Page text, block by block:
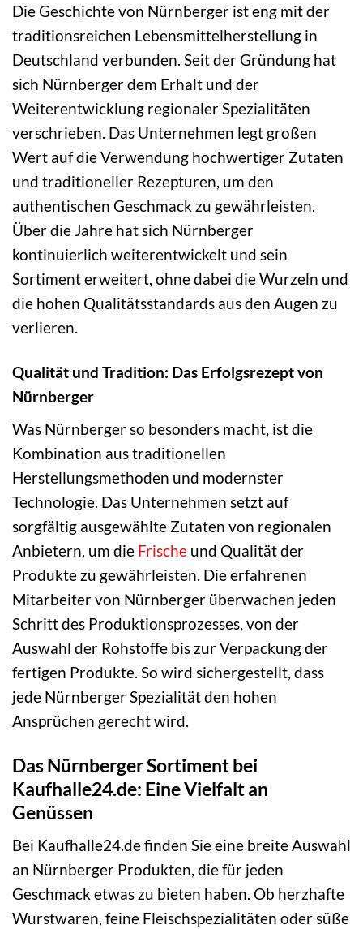
Die Geschichte von Nürnberger ist eng mit der
traditionsreichen Lebensmittelherstellung in
Deutschland verbunden. Seit der Gründung hat
sich Nürnberger dem Erhalt und der
Weiterentwicklung regionaler Spezialitäten
verschrieben. Das Unternehmen legt großen
Wert auf die Verwendung hochwertiger Zutaten
und traditioneller Rezepturen, um den
authentischen Geschmack zu gewährleisten.
Über die Jahre hat sich Nürnberger
kontinuierlich weiterentwickelt und sein
Sortiment erweitert, ohne dabei die Wurzeln und
die hohen Qualitätsstandards aus den Augen zu
verlieren.
Qualität und Tradition: Das Erfolgsrezept von
Nürnberger
Was Nürnberger so besonders macht, ist die
Kombination aus traditionellen
Herstellungsmethoden und modernster
Technologie. Das Unternehmen setzt auf
sorgfältig ausgewählte Zutaten von regionalen
Anbietern, um die Frische und Qualität der
Produkte zu gewährleisten. Die erfahrenen
Mitarbeiter von Nürnberger überwachen jeden
Schritt des Produktionsprozesses, von der
Auswahl der Rohstoffe bis zur Verpackung der
fertigen Produkte. So wird sichergestellt, dass
jede Nürnberger Spezialität den hohen
Ansprüchen gerecht wird.
Das Nürnberger Sortiment bei
Kaufhalle24.de: Eine Vielfalt an
Genüssen
Bei Kaufhalle24.de finden Sie eine breite Auswahl
an Nürnberger Produkten, die für jeden
Geschmack etwas zu bieten haben. Ob herzhafte
Wurstwaren, feine Fleischspezialitäten oder süße